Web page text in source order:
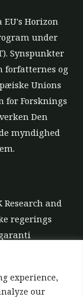
experience,
our
Horizon
under
Synspunkter
forfatternes og
Unions
for Forsknings
Den
myndighed
and
regerings